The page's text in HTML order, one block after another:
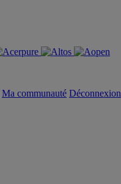
Ma communauté Déconnexion